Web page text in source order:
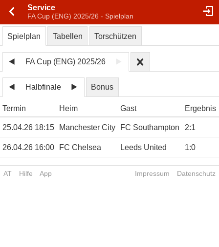
Service
FA Cup (ENG) 2025/26 - Spielplan
Spielplan Tabellen Torschützen
FA Cup (ENG) 2025/26
Halbfinale Bonus
Termin Heim Gast Ergebnis
25.04.26 18:15 Manchester City FC Southampton 2:1
26.04.26 16:00 FC Chelsea Leeds United 1:0
AT Hilfe App Impressum Datenschutz